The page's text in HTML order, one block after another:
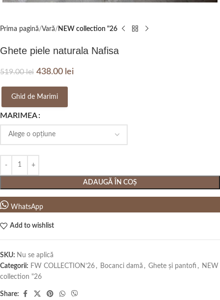
Prima pagină Vară NEW collection "26
Ghete piele naturala Nafisa
519.00lei 438.00 lei
Ghid de Marimi
MARIMEA
ADAUGĂ ÎN COȘ
WhatsApp
Add to wishlist
SKU: Nu se aplică
Categorii: FW COLLECTION’26 , Bocanci damă , Ghete și pantofi , NEW
collection "26
Share: